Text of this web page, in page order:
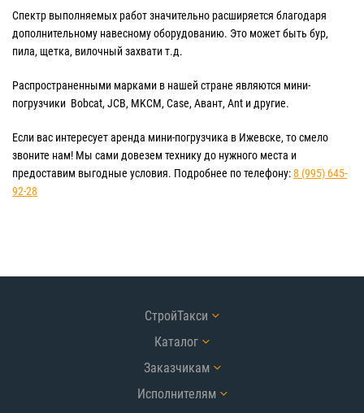
Спектр выполняемых работ значительно расширяется благодаря
дополнительному навесному оборудованию. Это может быть бур,
пила, щетка, вилочный захвати т.д.
Распространенными марками в нашей стране являются мини-
погрузчики Bobcat, JCB, MKCM, Case, Авант, Ant и другие.
Если вас интересует аренда мини-погрузчика в Ижевске, то смело
звоните нам! Мы сами довезем технику до нужного места и
предоставим выгодные условия. Подробнее по телефону:8 (995) 645-
92-28
СтройТакси
Каталог
Заказчикам
Исполнителям